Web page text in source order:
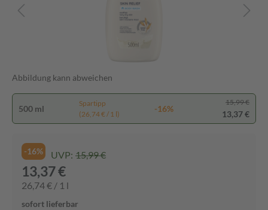
Abbildung kann abweichen
500 ml
Spartipp
(26,74 € / 1 l)
-16%
15,99 €
13,37 €
-16% UVP: 15,99 €
13,37 €
26,74 € / 1 l
sofort lieferbar